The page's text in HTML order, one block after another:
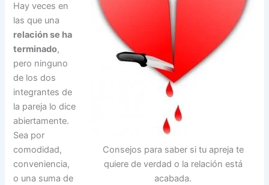
Consejos para saber si tu apreja te
quiere de verdad o la relación está
acabada.
Hay veces en
las que una
relación se ha
terminado,
pero ninguno
de los dos
integrantes de
la pareja lo dice
abiertamente.
Sea por
comodidad,
conveniencia,
o una suma de